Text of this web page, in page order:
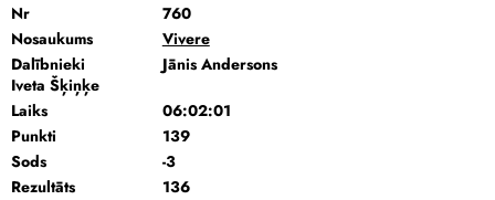
Nr
760
Nosaukums
Vivere
Dalībnieki
Jānis Andersons
Iveta Šķiņķe
Laiks
06:02:01
Punkti
139
Sods
-3
Rezultāts
136